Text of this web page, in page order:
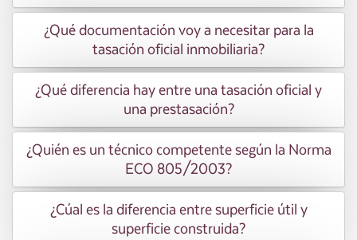
¿Qué documentación voy a necesitar para la
tasación oficial inmobiliaria?
¿Qué diferencia hay entre una tasación oficial y
una prestasación?
¿Quién es un técnico competente según la Norma
ECO 805/2003?
¿Cúal es la diferencia entre superficie útil y
superficie construida?